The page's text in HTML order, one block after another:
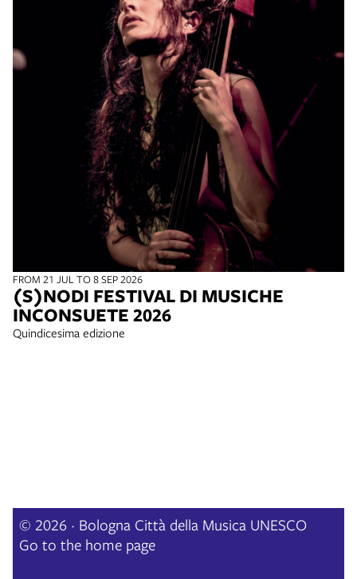
FROM 21 JUL TO 8 SEP 2026
(S)NODI FESTIVAL DI MUSICHE
INCONSUETE 2026
Quindicesima edizione
© 2026 · Bologna Città della Musica UNESCO
Go to the home page